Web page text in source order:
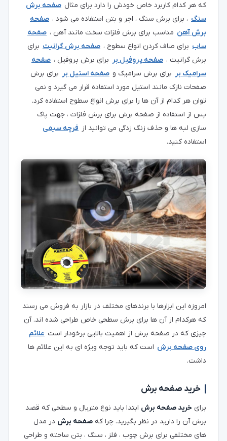
که هر کدام کاربرد خاص خودش را دارد برای مثال صفحه برش
سنگ ، برای برش سنگ ، اجر و بتن استفاده می شود ، صفحه
برش آهن مناسب برای برش فلزات سخت مانند آهن ، صفحه
ساب برای صاف کردن انواع سطوح ، صفحه برش گرانیت برای
برش گرانیت ، صفحه پروفیل بر برای برش پروفیل ، صفحه
سرامیک بر برای برش سرامیک و صفحه استیل بر برای برش
صفحات نازک مانند استیل مورد استفاده قرار می گیرد و نمی
توان هر کدام از آن ها را برای برش انواع سطوح استفاده کرد.
پس از استفاده از صفحه برش برای برش فلزات ، جهت پاک
سازی لبه ها و حذف زنگ زدگی می توانید از فرچه سیمی
استفاده کنید.
امروزه این ابزارها با برندهای مختلف در بازار به فروش می رسند
که هرکدام از آن ها برای برش سطحی خاص طراحی شده اند. آن
چیزی که در صفحه برش از اهمیت بالایی برخودار است علائم
روی صفحه برش است که باید توجه ویژه ای به این علائم ها
داشت.
خرید صفحه برش
برای خرید صفحه برش ابتدا باید نوع متریال و سطحی که قصد
برش آن را دارید در نظر بگیرید. چرا که صفحه برش در مدل
های مختلفی برای برش چوب ، فلز ، سنگ ، بتن ساخته و طراحی